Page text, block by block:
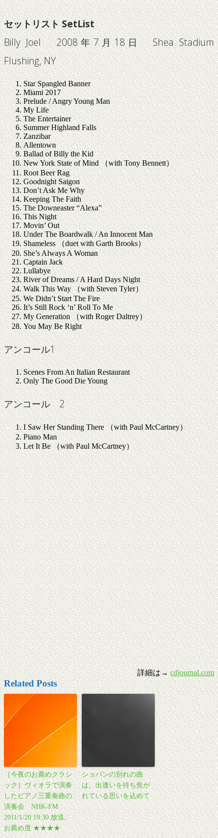
セットリスト SetList
Billy Joel 2008年7月18日 Shea Stadium
Flushing, NY
Star Spangled Banner
Miami 2017
Prelude / Angry Young Man
My Life
The Entertainer
Summer Highland Falls
Zanzibar
Allentown
Ballad of Billy the Kid
New York State of Mind （with Tony Bennett）
Root Beer Rag
Goodnight Saigon
Don’t Ask Me Why
Keeping The Faith
The Downeaster “Alexa”
This Night
Movin’ Out
Under The Boardwalk / An Innocent Man
Shameless （duet with Garth Brooks）
She’s Always A Woman
Captain Jack
Lullabye
River of Dreams / A Hard Days Night
Walk This Way （with Steven Tyler）
We Didn’t Start The Fire
It’s Still Rock ‘n’ Roll To Me
My Generation （with Roger Daltrey）
You May Be Right
アンコール1
Scenes From An Italian Restaurant
Only The Good Die Young
アンコール 2
I Saw Her Standing There （with Paul McCartney）
Piano Man
Let It Be （with Paul McCartney）
詳細は→cdjournal.com
Related Posts
［今夜のお薦めクラシ
ック］ヴィオラで演奏
したピアノ三重奏曲の
演奏会 NHK-FM
2011/1/20 19:30 放送。
お薦め度 ★★★★
ショパンの別れの曲
は、出逢いを待ち焦が
れている思いを込めて